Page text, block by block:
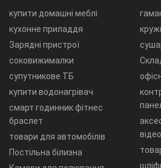
купити домашні меблі
кухонне приладдя
Зарядні пристрої
соковижималки
супутникове ТБ
купити водонагрівач
смарт годинник фітнес
браслет
товари для автомобілів
Постільна білизна